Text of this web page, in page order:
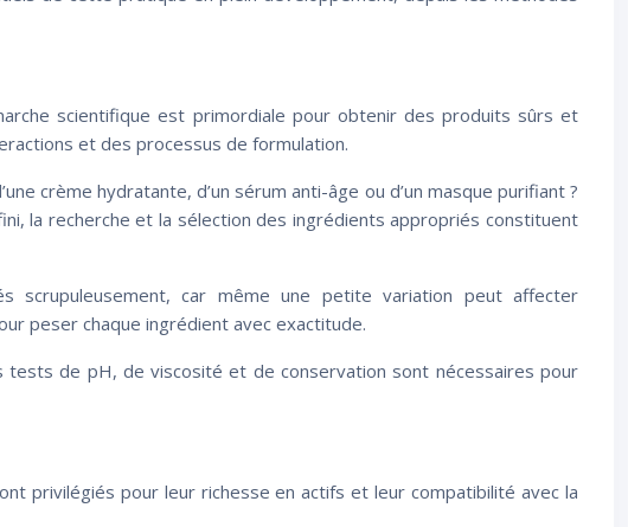
scientifique est primordiale pour obtenir des produits sûrs et
et des processus de formulation.
crème hydratante, d’un sérum anti-âge ou d’un masque purifiant ?
la recherche et la sélection des ingrédients appropriés constituent
scrupuleusement, car même une petite variation peut affecter
peser chaque ingrédient avec exactitude.
de pH, de viscosité et de conservation sont nécessaires pour
privilégiés pour leur richesse en actifs et leur compatibilité avec la